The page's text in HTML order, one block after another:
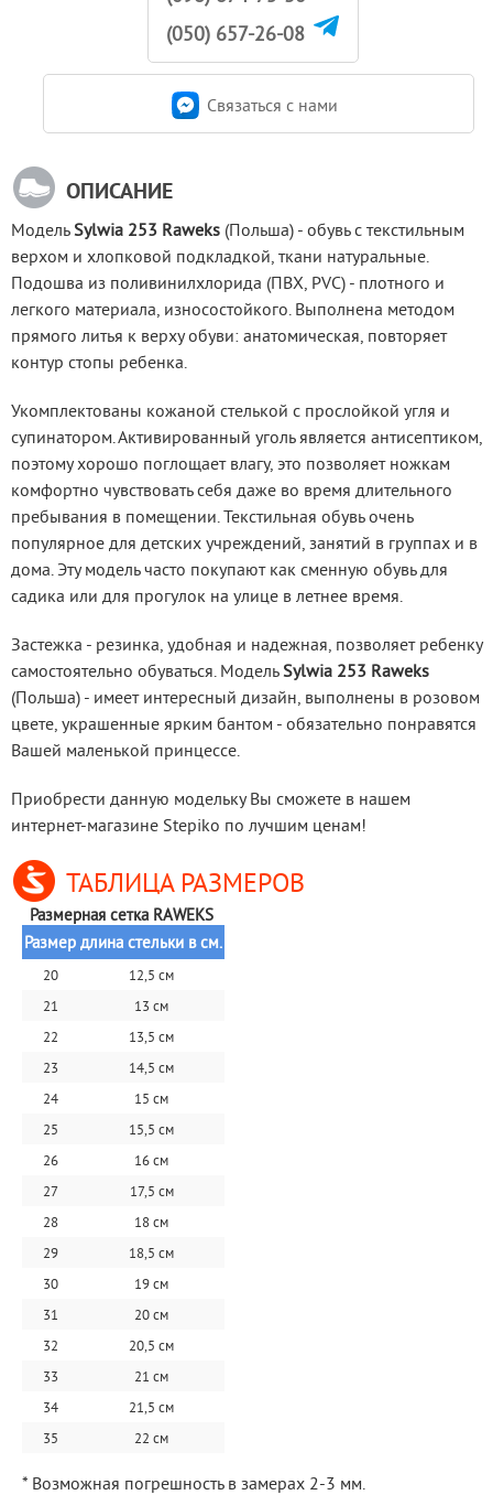
(050) 657-26-08
Связаться c нами
ОПИСАНИЕ
Модель Sylwia 253 Raweks (Польша) - обувь с текстильным
верхом и хлопковой подкладкой, ткани натуральные.
Подошва из поливинилхлорида (ПВХ, PVC) - плотного и
легкого материала, износостойкого. Выполнена методом
прямого литья к верху обуви: анатомическая, повторяет
контур стопы ребенка.
Укомплектованы кожаной стелькой с прослойкой угля и
супинатором. Активированный уголь является антисептиком,
поэтому хорошо поглощает влагу, это позволяет ножкам
комфортно чувствовать себя даже во время длительного
пребывания в помещении. Текстильная обувь очень
популярное для детских учреждений, занятий в группах и в
дома. Эту модель часто покупают как сменную обувь для
садика или для прогулок на улице в летнее время.
Застежка - резинка, удобная и надежная, позволяет ребенку
самостоятельно обуваться. Модель Sylwia 253 Raweks
(Польша) - имеет интересный дизайн, выполнены в розовом
цвете, украшенные ярким бантом - обязательно понравятся
Вашей маленькой принцессе.
Приобрести данную модельку Вы сможете в нашем
интернет-магазине Stepiko по лучшим ценам!
ТАБЛИЦА РАЗМЕРОВ
Размерная сетка RAWEKS
Размер длина стельки в см.
20
12,5 см
21
13 см
22
13,5 см
23
14,5 см
24
15 см
25
15,5 см
26
16 см
27
17,5 см
28
18 см
29
18,5 см
30
19 см
31
20 см
32
20,5 см
33
21 см
34
21,5 см
35
22 см
* Возможная погрешность в замерах 2-3 мм.